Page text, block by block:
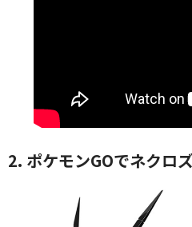
2. ポケモンGOでネクロ